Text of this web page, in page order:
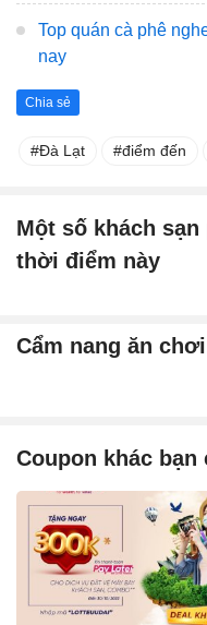
Top quán cà phê
nay
Chia sẻ
Đà Lạt điểm đến
Một số khách
thời điểm này
Cẩm nang ăn
Coupon khác bạn